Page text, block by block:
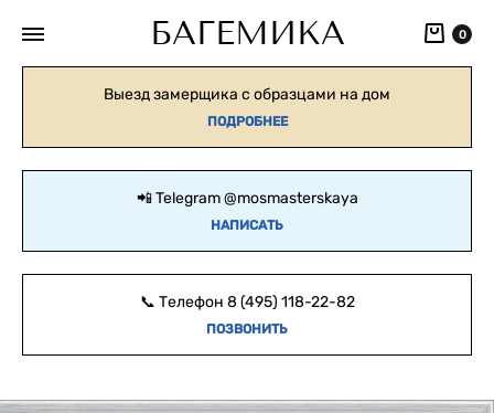
БАГЕМИКА 0
Выезд замерщика с образцами на дом
ПОДРОБНЕЕ
📲 Telegram@mosmasterskaya
НАПИСАТЬ
📞 Телефон 8 (495) 118-22-82
ПОЗВОНИТЬ